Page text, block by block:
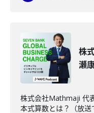
株
瀬
株式会社Mathmaji 代
本式算数とは？（放